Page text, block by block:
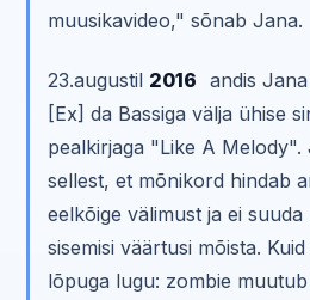
muusikavideo," sõnab Jana.
23.augustil 2016 andis
[Ex] da Bassiga välja ühise
pealkirjaga "Like A Melody".
sellest, et mõnikord hindab
eelkõige välimust ja ei suuda
sisemisi väärtusi mõista.
lõpuga lugu: zombie